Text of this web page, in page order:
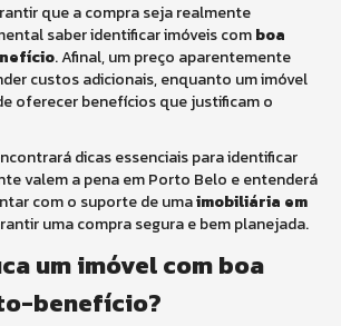
que a compra seja realmente
saber identificar imóveis comboa
. Afinal, um preço aparentemente
custos adicionais, enquanto um imóvel
oferecer benefícios que justificam o
dicas essenciais para identificar
valem a pena em Porto Belo e entenderá
com o suporte de umaimobiliária em
uma compra segura e bem planejada.
um imóvel com boa
benefício?